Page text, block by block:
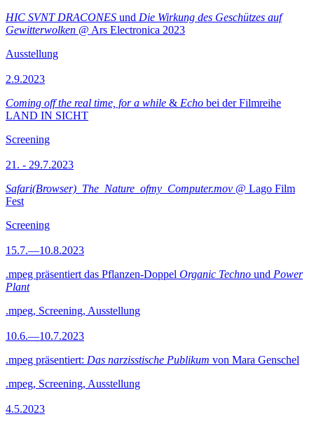
HIC SVNT DRACONES und Die Wirkung des Geschützes auf
Gewitterwolken @ Ars Electronica 2023
Ausstellung
2.9.2023
Coming off the real time, for a while & Echo bei der Filmreihe
LAND IN SICHT
Screening
21. - 29.7.2023
Safari(Browser)_The_Nature_ofmy_Computer.mov @ Lago Film
Fest
Screening
15.7.—10.8.2023
.mpeg präsentiert das Pflanzen-Doppel Organic Techno und Power
Plant
.mpeg, Screening, Ausstellung
10.6.—10.7.2023
.mpeg präsentiert: Das narzisstische Publikum von Mara Genschel
.mpeg, Screening, Ausstellung
4.5.2023